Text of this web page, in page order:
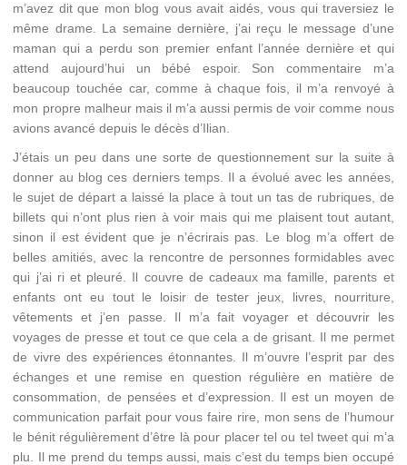
m’avez dit que mon blog vous avait aidés, vous qui traversiez le
même drame. La semaine dernière, j’ai reçu le message d’une
maman qui a perdu son premier enfant l’année dernière et qui
attend aujourd’hui un bébé espoir. Son commentaire m’a
beaucoup touchée car, comme à chaque fois, il m’a renvoyé à
mon propre malheur mais il m’a aussi permis de voir comme nous
avions avancé depuis le décès d’Ilian.
J’étais un peu dans une sorte de questionnement sur la suite à
donner au blog ces derniers temps. Il a évolué avec les années,
le sujet de départ a laissé la place à tout un tas de rubriques, de
billets qui n’ont plus rien à voir mais qui me plaisent tout autant,
sinon il est évident que je n’écrirais pas. Le blog m’a offert de
belles amitiés, avec la rencontre de personnes formidables avec
qui j’ai ri et pleuré. Il couvre de cadeaux ma famille, parents et
enfants ont eu tout le loisir de tester jeux, livres, nourriture,
vêtements et j’en passe. Il m’a fait voyager et découvrir les
voyages de presse et tout ce que cela a de grisant. Il me permet
de vivre des expériences étonnantes. Il m’ouvre l’esprit par des
échanges et une remise en question régulière en matière de
consommation, de pensées et d’expression. Il est un moyen de
communication parfait pour vous faire rire, mon sens de l’humour
le bénit régulièrement d’être là pour placer tel ou tel tweet qui m’a
plu. Il me prend du temps aussi, mais c’est du temps bien occupé